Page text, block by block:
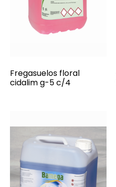
Fregasuelos floral
cidalim g-5 c/4